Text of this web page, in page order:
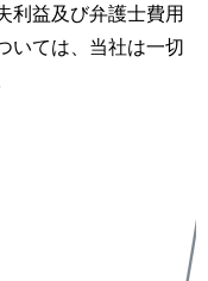
利益及び弁護士費用
いては、当社は一切